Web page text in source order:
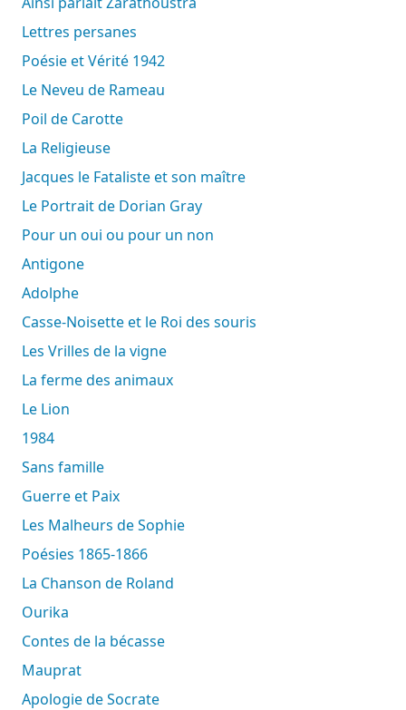
Lettres persanes
Poésie et Vérité 1942
Le Neveu de Rameau
Poil de Carotte
La Religieuse
Jacques le Fataliste et son maître
Le Portrait de Dorian Gray
Pour un oui ou pour un non
Antigone
Adolphe
Casse-Noisette et le Roi des souris
Les Vrilles de la vigne
La ferme des animaux
Le Lion
1984
Sans famille
Guerre et Paix
Les Malheurs de Sophie
Poésies 1865-1866
La Chanson de Roland
Ourika
Contes de la bécasse
Mauprat
Apologie de Socrate